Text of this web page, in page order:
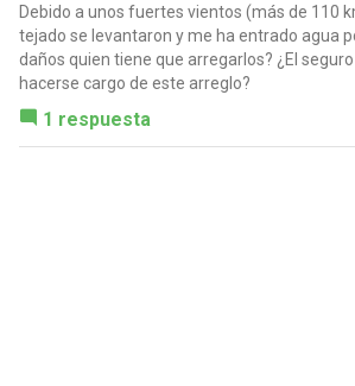
Debido a unos fuertes vientos (más de 110
tejado se levantaron y me ha entrado agua
daños quien tiene que arregarlos? ¿El
hacerse cargo de este arreglo?
1 respuesta